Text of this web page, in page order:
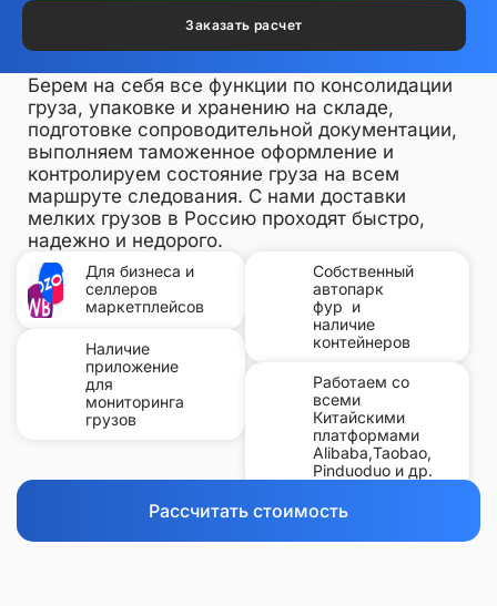
Заказать расчет
Берем на себя все функции по консолидации
груза, упаковке и хранению на складе,
подготовке сопроводительной документации,
выполняем таможенное оформление и
контролируем состояние груза на всем
маршруте следования. С нами доставки
мелких грузов в Россию проходят быстро,
надежно и недорого.
Для бизнеса и
селлеров
маркетплейсов
Наличие
приложение
для
мониторинга
грузов
Собственный
автопарк
фур и
наличие
контейнеров
Работаем со
всеми
Китайскими
платформами
Alibaba,Taobao,
Pinduoduo и др.
Рассчитать стоимость